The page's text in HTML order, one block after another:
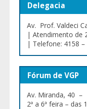
Delegacia
Av. Prof. Valdeci
| Atendimento de
| Telefone: 4158 –
Fórum de VGP
Av. Miranda, 40 –
2ª a 6ª feira –